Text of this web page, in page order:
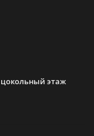
цокольный этаж